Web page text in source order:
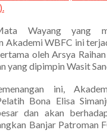
Wayang yang
Akademi WBFC ini
oleh Arsya
yang dipimpin Wasit
ini,
Bona Elisa
dan akan
Banjar Patroman